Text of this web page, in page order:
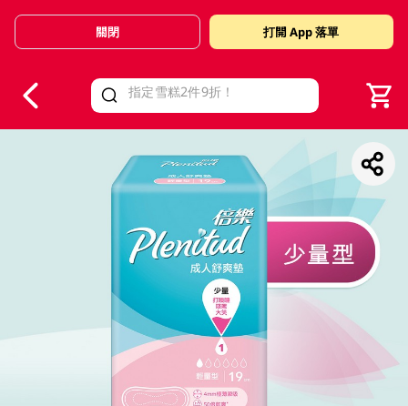
Valid Until 30 June 2026
關閉 打開 App 落單